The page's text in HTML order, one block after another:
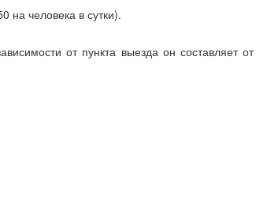
на человека в сутки).
от пункта выезда он составляет